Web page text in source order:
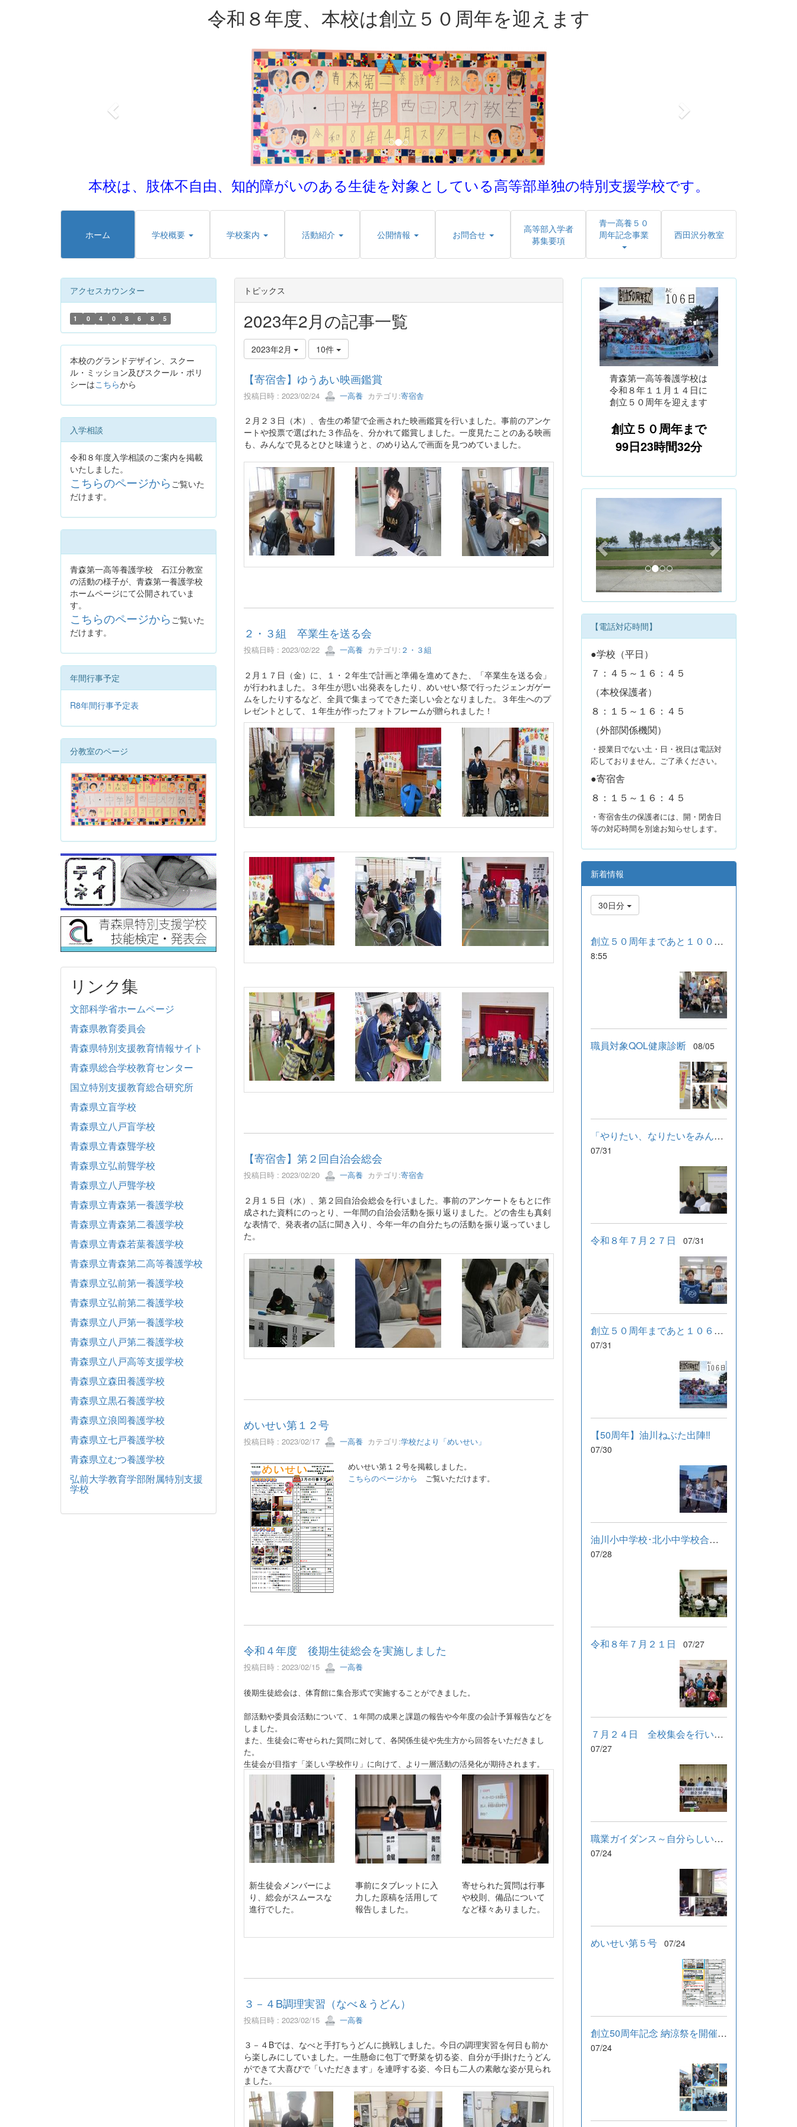
令和８年度、本校は創立５０周年を迎えます
v
i
本校は、肢体不自由、知的障がいのある生徒を対象としている高等部単独の特別支援学校です。
ホーム 学校概要 学校案内 活動紹介 公開情報 お問合せ
高等部入学者
募集要項
青一高養５０
周年記念事業
西田沢分教室
トピックス
2023年2月の記事一覧
2023年2月 10件
【寄宿舎】ゆうあい映画鑑賞
投稿日時 : 2023/02/24 一高養 カテゴリ:寄宿舎
２月２３日（木）、舎生の希望で企画された映画鑑賞を行いました。事前のアンケ
ートや投票で選ばれた３作品を、分かれて鑑賞しました。一度見たことのある映画
も、みんなで見るとひと味違うと、のめり込んで画面を見つめていました。
２・３組 卒業生を送る会
投稿日時 : 2023/02/22 一高養 カテゴリ: ２・３組
２月１７日（金）に、１・２年生で計画と準備を進めてきた、「卒業生を送る会」
が行われました。３年生が思い出発表をしたり、めいせい祭で行ったジェンガゲー
ムをしたりするなど、全員で集まってできた楽しい会となりました。３年生へのプ
レゼントとして、１年生が作ったフォトフレームが贈られました！
【寄宿舎】第２回自治会総会
投稿日時 : 2023/02/20 一高養 カテゴリ:寄宿舎
２月１５日（水）、第２回自治会総会を行いました。事前のアンケートをもとに作
成された資料にのっとり、一年間の自治会活動を振り返りました。どの舎生も真剣
な表情で、発表者の話に聞き入り、今年一年の自分たちの活動を振り返っていまし
た。
めいせい第１２号
投稿日時 : 2023/02/17 一高養 カテゴリ:学校だより「めいせい」
めいせい第１２号を掲載しました。
こちらのページから ご覧いただけます。
令和４年度 後期生徒総会を実施しました
投稿日時 : 2023/02/15 一高養
後期生徒総会は、体育館に集合形式で実施することができました。
部活動や委員会活動について、１年間の成果と課題の報告や今年度の会計予算報告などを
しました。
また、生徒会に寄せられた質問に対して、各関係生徒や先生方から回答をいただきまし
た。
生徒会が目指す「楽しい学校作り」に向けて、より一層活動の活発化が期待されます。
新生徒会メンバーによ
り、総会がスムースな
進行でした。
事前にタブレットに入
力した原稿を活用して
報告しました。
寄せられた質問は行事
や校則、備品について
など様々ありました。
３－４B調理実習（なべ＆うどん）
投稿日時 : 2023/02/15 一高養
３－４Bでは、なべと手打ちうどんに挑戦しました。今日の調理実習を何日も前か
ら楽しみにしていました。一生懸命に包丁で野菜を切る姿、自分が手掛けたうどん
ができて大喜びで「いただきます」を連呼する姿、今日も二人の素敵な姿が見られ
ました。
アクセスカウンター
1 0 4 0 8 6 8 5
本校のグランドデザイン、スクー
ル・ミッション及びスクール・ポリ
シーはこちらから
入学相談
令和８年度入学相談のご案内を掲載
いたしました。
こちらのページから ご覧いた
だけます。
青森第一高等養護学校 石江分教室
の活動の様子が、青森第一養護学校
ホームページにて公開されていま
す。
こちらのページから ご覧いた
だけます。
年間行事予定
R8年間行事予定表
分教室のページ
リンク集
文部科学省ホームページ
青森県教育委員会
青森県特別支援教育情報サイト
青森県総合学校教育センター
国立特別支援教育総合研究所
青森県立盲学校
青森県立八戸盲学校
青森県立青森聾学校
青森県立弘前聾学校
青森県立八戸聾学校
青森県立青森第一養護学校
青森県立青森第二養護学校
青森県立青森若葉養護学校
青森県立青森第二高等養護学校
青森県立弘前第一養護学校
青森県立弘前第二養護学校
青森県立八戸第一養護学校
青森県立八戸第二養護学校
青森県立八戸高等支援学校
青森県立森田養護学校
青森県立黒石養護学校
青森県立浪岡養護学校
青森県立七戸養護学校
青森県立むつ養護学校
弘前大学教育学部附属特別支援
学校
青森第一高等養護学校は
令和８年１１月１４日に
創立５０周年を迎えます
創立５０周年まで
99日23時間32分
e
v
i
o
u
s
e
x
t
【電話対応時間】
●学校（平日）
７：４５～１６：４５
（本校保護者）
８：１５～１６：４５
（外部関係機関）
・授業日でない土・日・祝日は電話対
応しておりません。ご了承ください。
●寄宿舎
８：１５～１６：４５
・寄宿舎生の保護者には、開・閉舎日
等の対応時間を別途お知らせします。
新着情報
30日分
創立５０周年まであと１００日！
8:55
職員対象QOL健康診断 08/05
「やりたい、なりたいをみんなで支える」学習会
07/31
令和８年７月２７日 07/31
創立５０周年まであと１０６日！
07/31
【50周年】油川ねぶた出陣‼
07/30
油川小中学校･北小中学校合同研修会
07/28
令和８年７月２１日 07/27
７月２４日 全校集会を行いました。
07/27
職業ガイダンス～自分らしい働き方を選ぶために～
07/24
めいせい第５号 07/24
創立50周年記念 納涼祭を開催しました！
07/24